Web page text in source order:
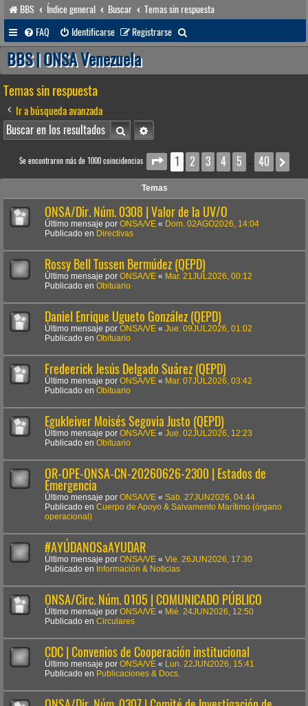
BBS Índice general Buscar
Temas sin respuesta
FAQ
Identificarse Registrarse
u
BBS | ONSA Venezuela
Temas sin respuesta
Ir a búsqueda avanzada
BuscarBúsqueda avanzada
Se encontraron más de 1000 coincidencias Página1 de 40
1 2 3 4 5 … 40
Temas
ONSA/Dir. Núm. 0308 | Valor de la UV/O
Último mensaje por ONSA/VE « Dom. 02AGO2026, 14:04
Publicado en Directivas
Rossy Bell Tussen Bermúdez (QEPD)
Último mensaje por ONSA/VE « Mar. 21JUL2026, 00:12
Publicado en Obituario
Daniel Enrique Ugueto González (QEPD)
Último mensaje por ONSA/VE « Jue. 09JUL2026, 01:02
Publicado en Obituario
Fredeerick Jesús Delgado Suárez (QEPD)
Último mensaje por ONSA/VE « Mar. 07JUL2026, 03:42
Publicado en Obituario
Egukleiver Moisés Segovia Justo (QEPD)
Último mensaje por ONSA/VE « Jue. 02JUL2026, 12:23
Publicado en Obituario
OR-OPE-ONSA-CN-20260626-2300 | Estados de
Emergencia
Último mensaje por ONSA/VE « Sab. 27JUN2026, 04:44
Publicado en Cuerpo de Apoyo & Salvamento Marítimo (órgano
operacional)
#AYÚDANOSaAYUDAR
Último mensaje por ONSA/VE « Vie. 26JUN2026, 17:30
Publicado en Información & Noticias
ONSA/Circ. Núm. 0105 | COMUNICADO PÚBLICO
Último mensaje por ONSA/VE « Mié. 24JUN2026, 12:50
Publicado en Circulares
CDC | Convenios de Cooperación institucional
Último mensaje por ONSA/VE «
Lun. 22JUN2026, 15:41
Publicado en Publicaciones & Docs.